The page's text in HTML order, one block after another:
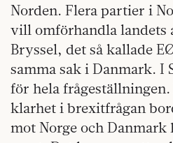
Norden. Flera partier i
vill omförhandla landets
Bryssel, det så kallade
samma sak i Danmark. I
för hela
klarhet i brexitfrågan
mot Norge och